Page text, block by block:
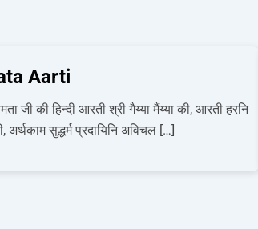
Aarti
जी की हिन्दी आरती श्री गैय्या मैंय्या की, आरती हरनि
अर्थकाम सुद्धर्म प्रदायिनि अविचल […]